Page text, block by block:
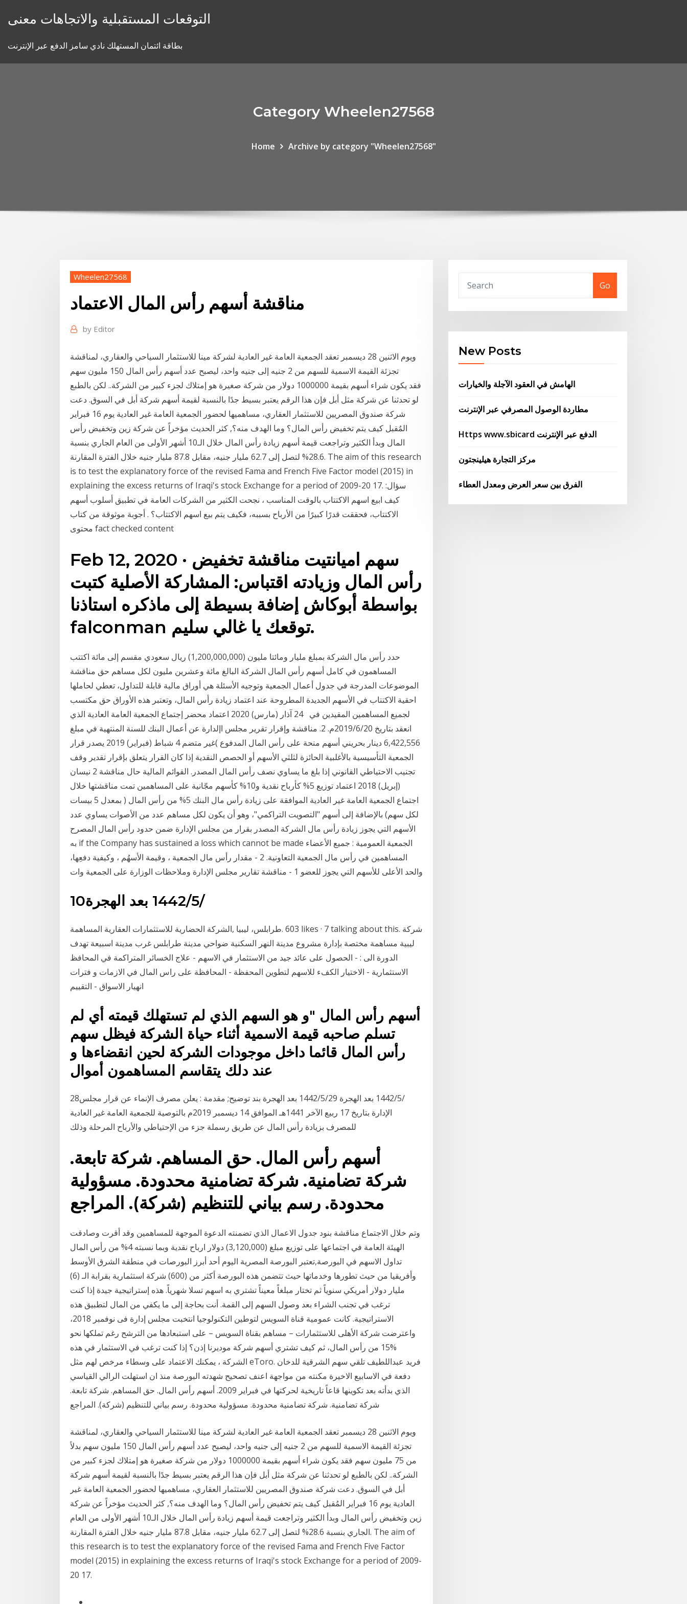
التوقعات المستقبلية والاتجاهات معنى
بطاقة ائتمان المستهلك نادي سامز الدفع عبر الإنترنت
Category Wheelen27568
Home Archive by category "Wheelen27568"
Wheelen27568
مناقشة أسهم رأس المال الاعتماد
by Editor
ويوم الاثنين 28 ديسمبر تعقد الجمعية العامة غير العادية لشركة مينا للاستثمار السياحي والعقاري، لمناقشة
تجزئة القيمة الاسمية للسهم من 2 جنيه إلى جنيه واحد، ليصبح عدد أسهم رأس المال 150 مليون سهم
فقد يكون شراء أسهم بقيمة 1000000 دولار من شركة صغيرة هو إمتلاك لجزء كبير من الشركة.. لكن بالطبع
لو تحدثنا عن شركة مثل أبل فإن هذا الرقم يعتبر بسيط جدًا بالنسبة لقيمة أسهم شركة أبل في السوق. دعت
شركة صندوق المصريين للاستثمار العقاري، مساهميها لحضور الجمعية العامة غير العادية يوم 16 فبراير
المُقبل كيف يتم تخفيض رأس المال؟ وما الهدف منه؟, كثر الحديث مؤخراً عن شركة زين وتخفيض رأس
المال وبدأ الكثير وتراجعت قيمة أسهم زيادة رأس المال خلال الـ10 أشهر الأولى من العام الجاري بنسبة
28.6% لتصل إلى 62.7 مليار جنيه، مقابل 87.8 مليار جنيه خلال الفترة المقارنة. The aim of this research
is to test the explanatory force of the revised Fama and French Five Factor model (2015) in
explaining the excess returns of Iraqi's stock Exchange for a period of 2009-20 17. سؤال:
كيف ابيع اسهم الاكتتاب بالوقت المناسب ، نجحت الكثير من الشركات العامة في تطبيق أسلوب أسهم
الاكتتاب، فحققت قدرًا كبيرًا من الأرباح بسببه، فكيف يتم بيع اسهم الاكتتاب؟ . أجوبة موثوقة من كتاب
محتوى fact checked content
Feb 12, 2020 · سهم اميانتيت مناقشة تخفيض
رأس المال وزيادته اقتباس: المشاركة الأصلية كتبت
بواسطة أبوكاش إضافة بسيطة إلى ماذكره استاذنا
falconman توقعك يا غالي سليم.
حدد رأس مال الشركة بمبلغ مليار ومائتا مليون (1,200,000,000) ريال سعودي مقسم إلى مائة اكتتب
المساهمون في كامل أسهم رأس المال الشركة البالغ مائة وعشرين مليون لكل مساهم حق مناقشة
الموضوعات المدرجة في جدول أعمال الجمعية وتوجيه الأسئلة هي أوراق مالية قابلة للتداول، تعطي لحاملها
احقية الاكتتاب في الأسهم الجديدة المطروحة عند اعتماد زيادة رأس المال، وتعتبر هذه الأوراق حق مكتسب
لجميع المساهمين المقيدين في 24 آذار (مارس) 2020 اعتماد محضر إجتماع الجمعية العامة العادية الذي
انعقد بتاريخ 2019/6/20م. 2. مناقشة وإقرار تقرير مجلس اإلدارة عن أعمال البنك للسنة المنتهية في مبلغ
6,422,556 دينار بحريني أسهم منحة على رأس المال المدفوع )غير متضم 4 شباط (فبراير) 2019 يصدر قرار
الجمعية التأسيسية بالأغلبية الحائزة لثلثي الأسهم أو الحصص النقدية إذا كان القرار يتعلق بإقرار تقدير وقف
تجنيب الاحتياطي القانوني إذا بلغ ما يساوي نصف رأس المال المصدر. القوائم المالية حال مناقشة 2 نيسان
(إبريل) 2018 اعتماد توزيع 5% كأرباح نقدية و10% كأسهم مجّانية على المساهمين تمت مناقشتها خلال
اجتماع الجمعية العامة غير العادية الموافقة على زيادة رأس مال البنك 5% من رأس المال ( بمعدل 5 بيسات
لكل سهم) بالإضافة إلى أسهم "التصويت التراكمي"، وهو أن يكون لكل مساهم عدد من الأصوات يساوي عدد
الأسهم التي يجوز زيادة رأس مال الشركة المصدر بقرار من مجلس الإدارة ضمن حدود رأس المال المصرح
به if the Company has sustained a loss which cannot be made الجمعية العمومية : جميع الأعضاء
المساهمين في رأس مال الجمعية التعاونية. 2 - مقدار رأس مال الجمعية ، وقيمة الأسهُم ، وكيفية دفعِها،
والحد الأعلى للأسهم التي يجوز للعضو 1 - مناقشة تقارير مجلس الإدارة وملاحظات الوزارة على الجمعية وات
10‏‏/5‏‏/1442 بعد الهجرة
ليبية مساهمة مختصة بإدارة مشروع مدينة النهر السكنية ضواحي مدينة طرابلس غرب مدينة اسبيعة تهدف
الدورة الى : - الحصول على عائد جيد من الاستثمار في الاسهم - علاج الخسائر المتراكمة في المحافظ
الاستثمارية - الاختيار الكفء للاسهم لتطوين المحفظة - المحافظة على راس المال في الازمات و فترات
انهيار الاسواق - التقييم
أسهم رأس المال "و هو السهم الذي لم تستهلك قيمته أي لم
تسلم صاحبه قيمة الاسمية أثناء حياة الشركة فيظل سهم
رأس المال قائما داخل موجودات الشركة لحين انقضاءها و
عند دلك يتقاسم المساهمون أموال
28‏‏/5‏‏/1442 بعد الهجرة 29‏‏/5‏‏/1442 بعد الهجرة بند توضيح; مقدمة : يعلن مصرف الإنماء عن قرار مجلس
الإدارة بتاريخ 17 ربيع الآخر 1441هـ الموافق 14 ديسمبر 2019م بالتوصية للجمعية العامة غير العادية
للمصرف بزيادة رأس المال عن طريق رسملة جزء من الإحتياطي والأرباح المرحلة وذلك
أسهم رأس المال. حق المساهم. شركة تابعة.
شركة تضامنية. شركة تضامنية محدودة. مسؤولية
محدودة. رسم بياني للتنظيم (شركة). المراجع
وتم خلال الاجتماع مناقشة بنود جدول الاعمال الذي تضمنته الدعوة الموجهة للمساهمين وقد أقرت وصادقت
الهيئة العامة في اجتماعها على توزيع مبلغ (3,120,000) دولار ارباح نقدية وبما نسبته 4% من رأس المال
تداول الاسهم في البورصة,تعتبر البورصة المصرية اليوم أحد أبرز البورصات في منطقة الشرق الأوسط
وأفريقيا من حيث تطورها وخدماتها حيث تتضمن هذه البورصة أكثر من (600) شركة استثمارية بقرابة الـ (6)
مليار دولار أمريكي سنوياً ثم تختار مبلغاً معيناً تشتري به اسهم تسلا شهرياً. هذه إستراتيجية جيدة إذا كنت
ترغب في تجنب الشراء بعد وصول السهم إلى القمة. أنت بحاجة إلى ما يكفي من المال لتطبيق هذه
الاستراتيجية. كانت عمومية قناة السويس لتوطين التكنولوجيا انتخبت مجلس إدارة فى نوفمبر 2018،
واعترضت شركة الأهلى للاستثمارات – مساهم بقناة السويس – على استبعادها من الترشح رغم تملكها نحو
%15 من رأس المال، ثم كيف تشتري أسهم شركة موديرنا إذن؟ إذا كنت ترغب في الاستثمار في هذه
الشركة ، يمكنك الاعتماد على وسطاء مرخص لهم مثل eToro. فريد عبداللطيف تلقي سهم الشرقية للدخان
دفعة في الاسابيع الاخيرة مكنته من مواجهة اعنف تصحيح شهدته البورصة منذ ان استهلت الرالي القياسي
الذي بدأته بعد تكوينها قاعاً تاريخية لحركتها في فبراير 2009. أسهم رأس المال. حق المساهم. شركة تابعة.
شركة تضامنية. شركة تضامنية محدودة. مسؤولية محدودة. رسم بياني للتنظيم (شركة). المراجع
ويوم الاثنين 28 ديسمبر تعقد الجمعية العامة غير العادية لشركة مينا للاستثمار السياحي والعقاري، لمناقشة
تجزئة القيمة الاسمية للسهم من 2 جنيه إلى جنيه واحد، ليصبح عدد أسهم رأس المال 150 مليون سهم بدلاً
من 75 مليون سهم فقد يكون شراء أسهم بقيمة 1000000 دولار من شركة صغيرة هو إمتلاك لجزء كبير من
الشركة.. لكن بالطبع لو تحدثنا عن شركة مثل أبل فإن هذا الرقم يعتبر بسيط جدًا بالنسبة لقيمة أسهم شركة
أبل في السوق. دعت شركة صندوق المصريين للاستثمار العقاري، مساهميها لحضور الجمعية العامة غير
العادية يوم 16 فبراير المُقبل كيف يتم تخفيض رأس المال؟ وما الهدف منه؟, كثر الحديث مؤخراً عن شركة
زين وتخفيض رأس المال وبدأ الكثير وتراجعت قيمة أسهم زيادة رأس المال خلال الـ10 أشهر الأولى من العام
الجاري بنسبة 28.6% لتصل إلى 62.7 مليار جنيه، مقابل 87.8 مليار جنيه خلال الفترة المقارنة. The aim of
this research is to test the explanatory force of the revised Fama and French Five Factor
model (2015) in explaining the excess returns of Iraqi's stock Exchange for a period of 2009-
20 17.
Go
New Posts
الهامش في العقود الآجلة والخيارات
مطاردة الوصول المصرفي عبر الإنترنت
Https www.sbicard الدفع عبر الإنترنت
مركز التجارة هيلينجتون
الفرق بين سعر العرض ومعدل العطاء